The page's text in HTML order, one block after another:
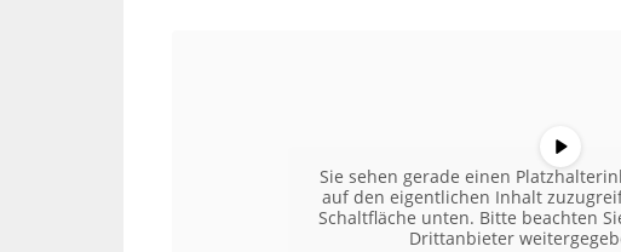
Sie sehen gerade einen
auf den eigentlichen Inhalt
Schaltfläche unten. Bitte beachten
Drittanbieter